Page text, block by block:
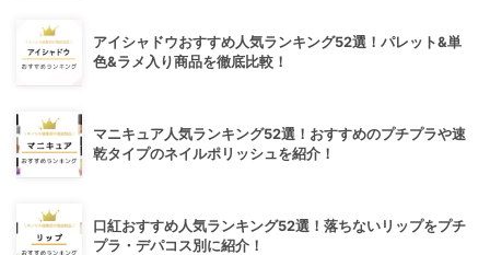
アイシャドウおすすめ人気ランキング52選！パレット&単
色&ラメ入り商品を徹底比較！
マニキュア人気ランキング52選！おすすめのプチプラや速
乾タイプのネイルポリッシュを紹介！
口紅おすすめ人気ランキング52選！落ちないリップをプチ
プラ・デパコス別に紹介！